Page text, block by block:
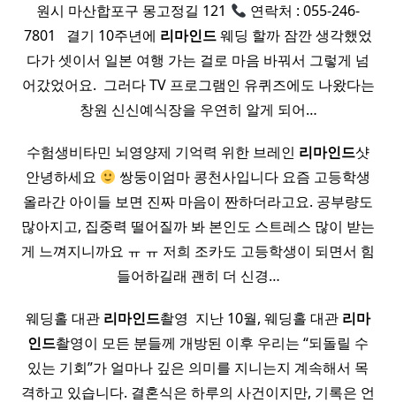
원시 마산합포구 몽고정길 121
연락처 : 055-246-
7801 ​ ​ 결기 10주년에 리마인드웨딩 할까 잠깐 생각했었
다가 셋이서 일본 여행 가는 걸로 마음 바꿔서 그렇게 넘
어갔었어요. ​ 그러다 TV 프로그램인 유퀴즈에도 나왔다는
창원 신신예식장을 우연히 알게 되어…
수험생비타민 뇌영양제 기억력 위한 브레인 리마인드샷
안녕하세요
쌍둥이엄마 콩천사입니다 요즘 고등학생
올라간 아이들 보면 진짜 마음이 짠하더라고요. 공부량도
많아지고, 집중력 떨어질까 봐 본인도 스트레스 많이 받는
게 느껴지니까요 ㅠ ㅠ 저희 조카도 고등학생이 되면서 힘
들어하길래 괜히 더 신경…
웨딩홀 대관 리마인드촬영 ​ 지난 10월, 웨딩홀 대관 리마
인드촬영이 모든 분들께 개방된 이후 우리는 “되돌릴 수
있는 기회”가 얼마나 깊은 의미를 지니는지 계속해서 목
격하고 있습니다. 결혼식은 하루의 사건이지만, 기록은 언